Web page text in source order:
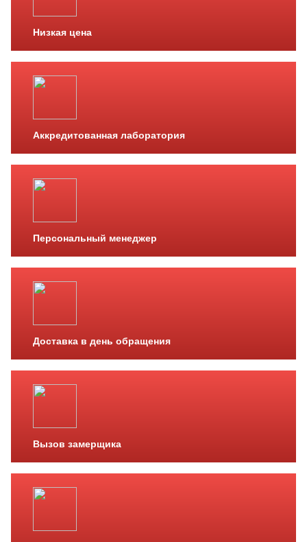
Низкая цена
Аккредитованная лаборатория
Персональный менеджер
Доставка в день обращения
Вызов замерщика